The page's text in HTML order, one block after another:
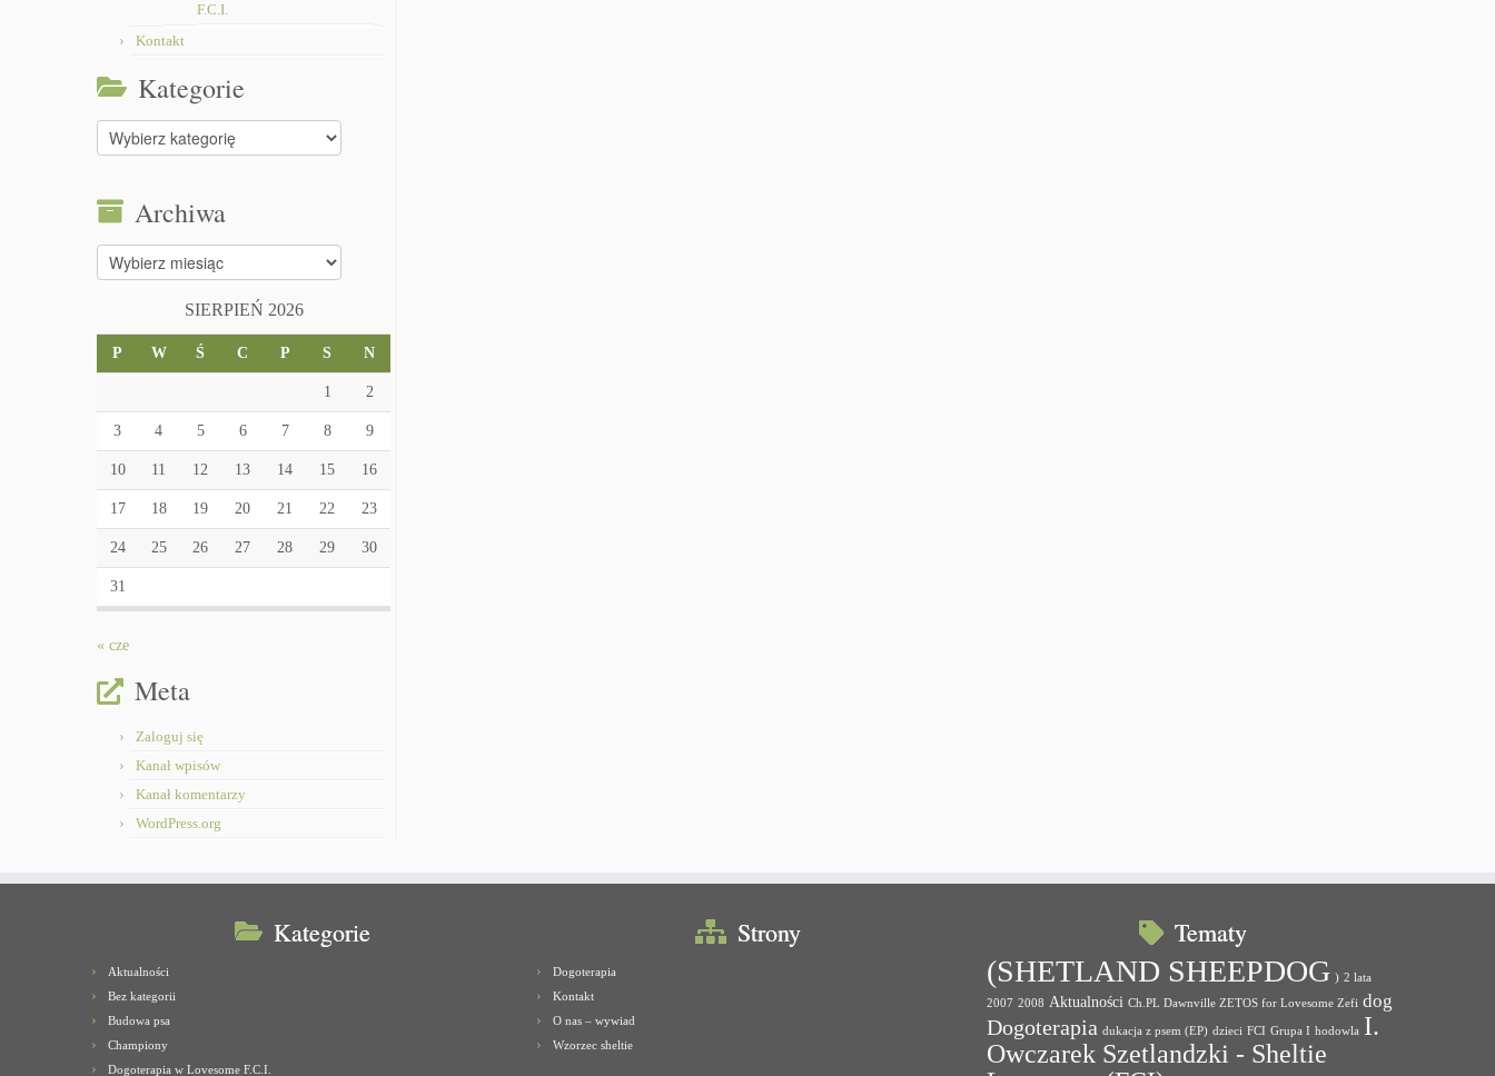
F.C.I.
Kontakt
Kategorie
Kategorie
Archiwa
Archiwa
SIERPIEŃ 2026
P W Ś C P S N
1 2
3 4 5 6 7 8 9
10 11 12 13 14 15 16
17 18 19 20 21 22 23
24 25 26 27 28 29 30
31
« cze
Meta
Zaloguj się
Kanał wpisów
Kanał komentarzy
WordPress.org
Kategorie
Aktualności
Bez kategorii
Budowa psa
Championy
Dogoterapia w Lovesome F.C.I.
Strony
Dogoterapia
Kontakt
O nas – wywiad
Wzorzec sheltie
Tematy
(SHETLAND SHEEPDOG ) 2 lata
2007 2008 Aktualności Ch.PL Dawnville ZETOS for Lovesome Zefi dog
Dogoterapia dukacja z psem (EP) dzieci FCI Grupa I hodowla I.
Owczarek Szetlandzki - Sheltie